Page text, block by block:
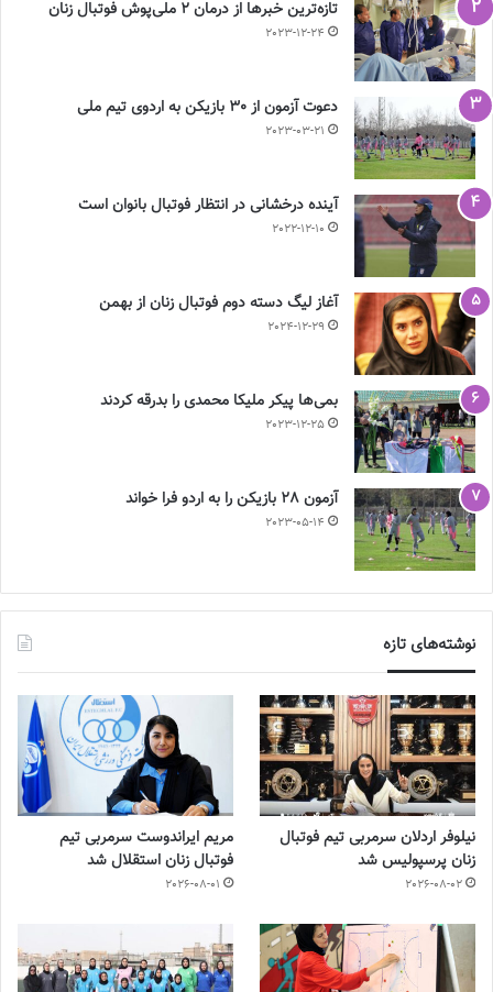
تازه‌ترین خبرها از درمان ۲ ملی‌پوش فوتبال زنان
2023-12-24
دعوت آزمون از 30 بازیکن به اردوی تیم ملی
2023-03-21
آینده درخشانی در انتظار فوتبال بانوان است
2022-12-10
آغاز لیگ دسته دوم فوتبال زنان از بهمن
2024-12-29
بمی‌ها پیکر ملیکا محمدی را بدرقه کردند
2023-12-25
آزمون 28 بازیکن را به اردو فرا خواند
2023-05-14
نوشته‌های تازه
نیلوفر اردلان سرمربی تیم فوتبال
زنان پرسپولیس شد
2026-08-02
مریم ایراندوست سرمربی تیم
فوتبال زنان استقلال شد
2026-08-01